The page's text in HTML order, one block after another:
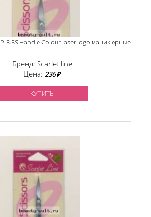
3.5S Handle Colour laser logo маникюрные
Бренд: Scarlet line
Цена: 236 ₽
КУПИТЬ